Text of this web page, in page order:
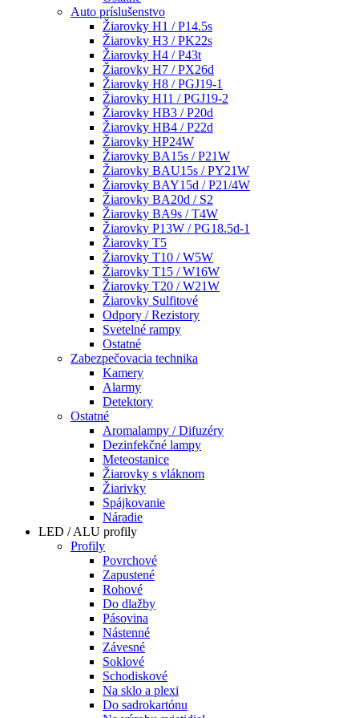
Auto príslušenstvo
Žiarovky H1 / P14.5s
Žiarovky H3 / PK22s
Žiarovky H4 / P43t
Žiarovky H7 / PX26d
Žiarovky H8 / PGJ19-1
Žiarovky H11 / PGJ19-2
Žiarovky HB3 / P20d
Žiarovky HB4 / P22d
Žiarovky HP24W
Žiarovky BA15s / P21W
Žiarovky BAU15s / PY21W
Žiarovky BAY15d / P21/4W
Žiarovky BA20d / S2
Žiarovky BA9s / T4W
Žiarovky P13W / PG18.5d-1
Žiarovky T5
Žiarovky T10 / W5W
Žiarovky T15 / W16W
Žiarovky T20 / W21W
Žiarovky Sulfitové
Odpory / Rezistory
Svetelné rampy
Ostatné
Zabezpečovacia technika
Kamery
Alarmy
Detektory
Ostatné
Aromalampy / Difuzéry
Dezinfekčné lampy
Meteostanice
Žiarovky s vláknom
Žiarivky
Spájkovanie
Náradie
LED / ALU profily
Profily
Povrchové
Zapustené
Rohové
Do dlažby
Pásovina
Nástenné
Závesné
Soklové
Schodiskové
Na sklo a plexi
Do sadrokartónu